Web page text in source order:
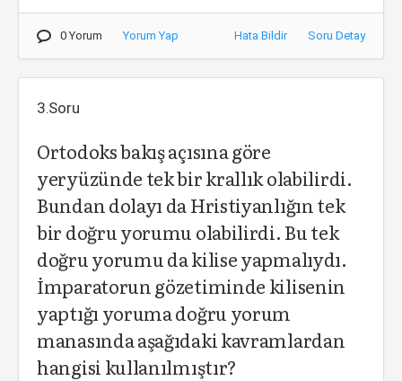
0 Yorum Yorum Yap Hata Bildir Soru Detay
3.Soru
Ortodoks bakış açısına göre
yeryüzünde tek bir krallık olabilirdi.
Bundan dolayı da Hristiyanlığın tek
bir doğru yorumu olabilirdi. Bu tek
doğru yorumu da kilise yapmalıydı.
İmparatorun gözetiminde kilisenin
yaptığı yoruma doğru yorum
manasında aşağıdaki kavramlardan
hangisi kullanılmıştır?